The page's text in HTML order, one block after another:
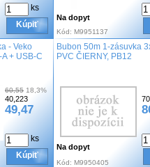
ks
Kúpiť
Na dopyt
Kód: M9951137
- Veko
+ USB-C
60,55 18,3%
40,223
49,47
ks
Kúpiť
Bubon 50m 1-zásuvka
PVC ČIERNY, PB12
Na dopyt
Kód: M9950405